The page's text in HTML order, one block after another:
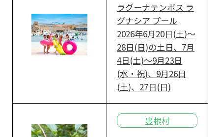
ラグーナテンボス ラ
グナシア プール
2026年6月20日(土)～
28日(日)の土日、7月
4日(土)～9月23日
(水・祝)、9月26日
(土)、27日(日)
豊根村